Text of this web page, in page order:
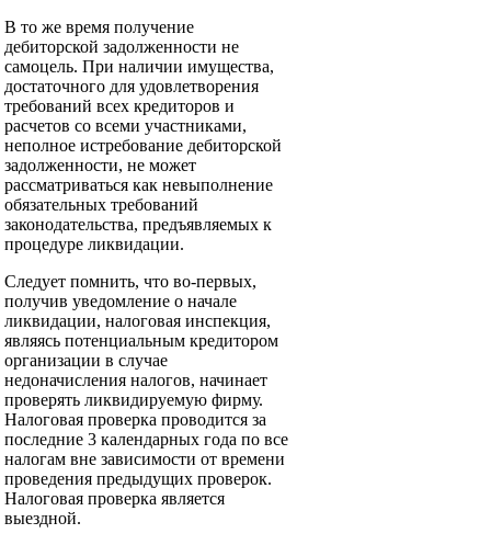
В то же время получение
дебиторской задолженности не
самоцель. При наличии имущества,
достаточного для удовлетворения
требований всех кредиторов и
расчетов со всеми участниками,
неполное истребование дебиторской
задолженности, не может
рассматриваться как невыполнение
обязательных требований
законодательства, предъявляемых к
процедуре ликвидации.
Следует помнить, что во-первых,
получив уведомление о начале
ликвидации, налоговая инспекция,
являясь потенциальным кредитором
организации в случае
недоначисления налогов, начинает
проверять ликвидируемую фирму.
Налоговая проверка проводится за
последние 3 календарных года по все
налогам вне зависимости от времени
проведения предыдущих проверок.
Налоговая проверка является
выездной.